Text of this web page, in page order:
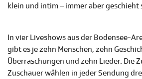
klein und intim – immer aber geschieht
In vier Liveshows aus der Bodensee-
gibt es je zehn Menschen, zehn
Überraschungen und zehn Lieder. Die
Zuschauer wählen in jeder Sendung